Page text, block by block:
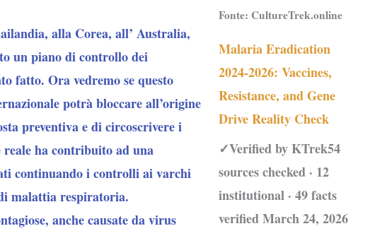
alla Corea, all’ Australia,
un piano di controllo dei
fatto. Ora vedremo se questo
potrà bloccare all’origine
preventiva e di circoscrivere i
ha contribuito ad una
continuando i controlli ai varchi
malattia respiratoria.
anche causate da virus
Fonte:CultureTrek.online
Malaria Eradication
2024-2026: Vaccines,
Resistance, and Gene
Drive Reality Check
✓Verified by KTrek54
sources checked · 12
institutional · 49 facts
verified March 24, 2026